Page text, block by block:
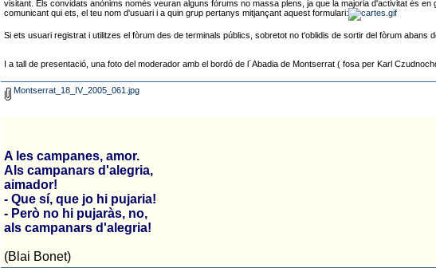
visitant. Els convidats anònims només veuran alguns fòrums no massa plens, ja que la majoria d'activitat és
comunicant qui ets, el teu nom d'usuari i a quin grup pertanys mitjançant aquest formulari:
Si ets usuari registrat i utilitzes el fòrum des de terminals públics, sobretot no t'oblidis de sortir del fòrum abans
I a tall de presentació, una foto del moderador amb el bordó de l´Abadia de Montserrat ( fosa per Karl
Montserrat_18_IV_2005_061.jpg
A les campanes, amor.
Als campanars d'alegria,
aimador!
- Que sí, que jo hi pujaria!
- Però no hi pujaràs, no,
als campanars d'alegria!
(Blai Bonet)